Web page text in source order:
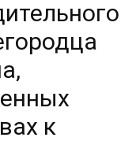
к